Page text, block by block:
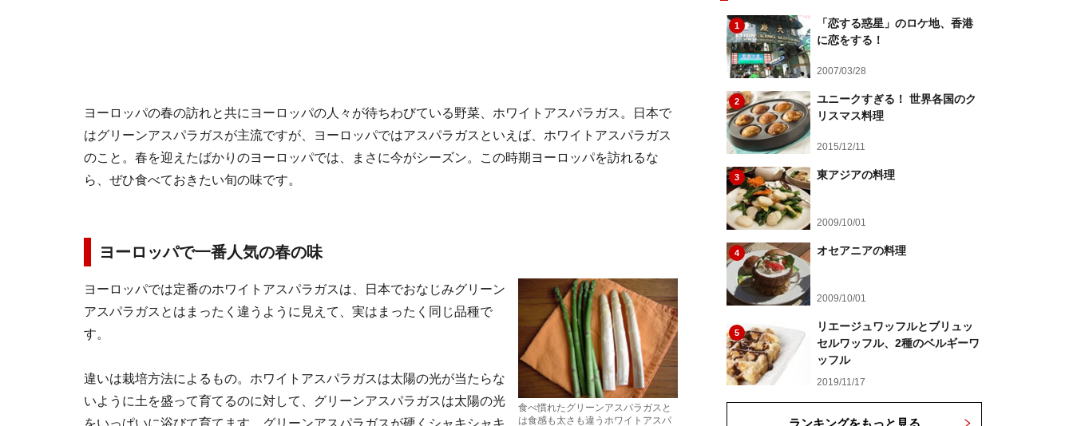
ヨーロッパの春の訪れと共にヨーロッパの人々が待ちわびている野菜、 ホワイトアスパラガス 。日本で
はグリーンアスパラガスが主流ですが、ヨーロッパではアスパラガスといえば、ホワイトアスパラガス
のこと。春を迎えたばかりのヨーロッパでは、まさに今がシーズン。この時期ヨーロッパを訪れるな
ら、ぜひ食べておきたい旬の味です。
ヨーロッパで一番人気の春の味
食べ慣れたグリーンアスパラガスと
は食感も太さも違うホワイトアスパ
ヨーロッパでは定番のホワイトアスパラガスは、日本でおなじみグリーン
アスパラガスとはまったく違うように見えて、実はまったく同じ品種で
す。
違いは栽培方法によるもの。ホワイトアスパラガスは太陽の光が当たらな
いように土を盛って育てるのに対して、グリーンアスパラガスは太陽の光
をいっぱいに浴びて育てます。グリーンアスパラガスが硬くシャキシャキ
1
「恋する惑星」のロケ地、香港
に恋をする！
2007/03/28
2
ユニークすぎる！ 世界各国のク
リスマス料理
2015/12/11
3 東アジアの料理
2009/10/01
4 オセアニアの料理
2009/10/01
5
リエージュワッフルとブリュッ
セルワッフル、2種のベルギーワ
ッフル
2019/11/17
ランキングをもっと見る